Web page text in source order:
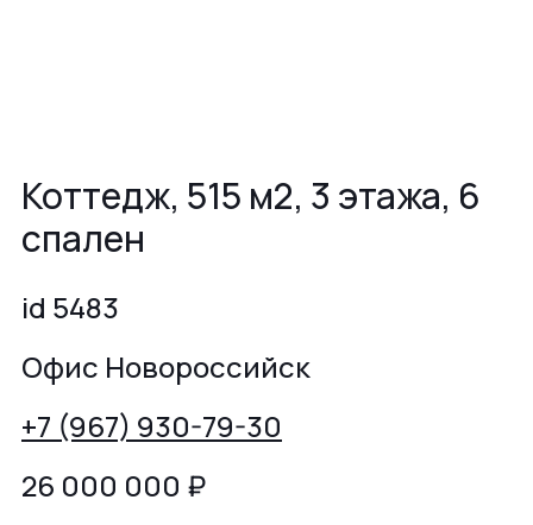
Коттедж, 515 м2, 3 этажа, 6
спален
id 5483
Офис Новороссийск
+7 (967) 930-79-30
26 000 000 ₽